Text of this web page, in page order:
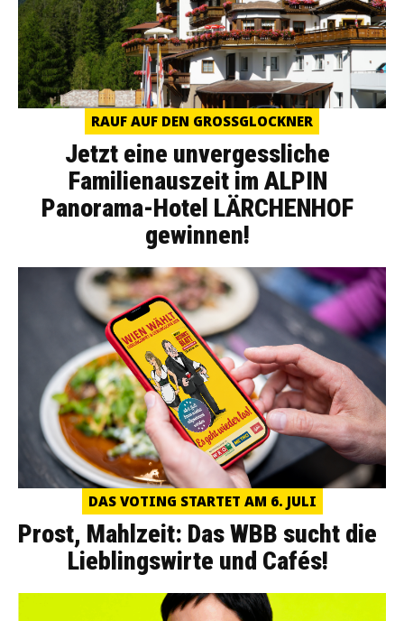
RAUF AUF DEN GROSSGLOCKNER
Jetzt eine unvergessliche
Familienauszeit im ALPIN
Panorama-Hotel LÄRCHENHOF
gewinnen!
DAS VOTING STARTET AM 6. JULI
Prost, Mahlzeit: Das WBB sucht die
Lieblingswirte und Cafés!